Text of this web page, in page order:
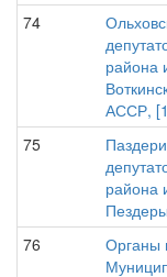
74
района
АССР,
75
района
76
Органы